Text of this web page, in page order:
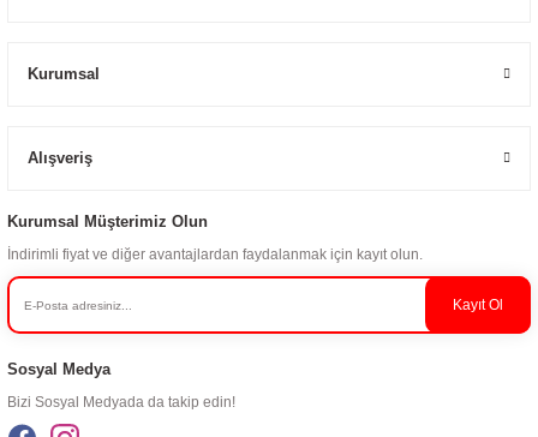
Kurumsal
Alışveriş
Kurumsal Müşterimiz Olun
İndirimli fiyat ve diğer avantajlardan faydalanmak için kayıt olun.
Kayıt Ol
Sosyal Medya
Bizi Sosyal Medyada da takip edin!